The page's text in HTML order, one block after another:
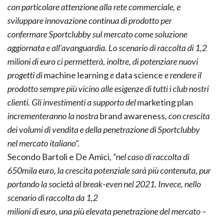
con particolare attenzione alla rete commerciale, e
sviluppare innovazione continua diprodotto per
confermare Sportclubby sul mercato come soluzione
aggiornata e all’avanguardia. Loscenario di raccolta di 1,2
milioni di euro ci permetterà, inoltre, di potenziare nuovi
progetti dimachine learningedata sciencee rendere il
prodotto sempre più vicino alle esigenze di tutti i clubnostri
clienti. Gli investimenti a supporto delmarketing plan
incrementeranno la nostrabrand awareness, con crescita
dei volumi di vendita e della penetrazione di Sportclubby
nel mercatoitaliano”.
Secondo Bartoli e De Amici, “nel caso di raccolta di
650mila euro, la crescita potenziale sarà piùcontenuta, pur
portando la società al break-even nel 2021. Invece, nello
scenario di raccolta da 1,2
milioni di euro, una più elevata penetrazione del mercato –